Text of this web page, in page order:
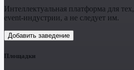
Интеллектуальная платформа для
event-индустрии, а не следует им.
Добавить заведение
Площадки